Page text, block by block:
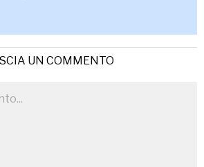
UN COMMENTO